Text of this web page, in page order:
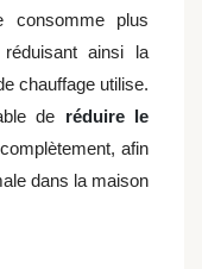
consomme plus
réduisant ainsi la
chauffage utilise.
de réduire le
afin
dans la maison